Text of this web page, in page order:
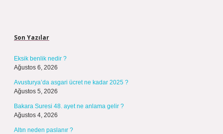
Son Yazılar
Eksik benlik nedir ?
Ağustos 6, 2026
Avusturya’da asgari ücret ne kadar 2025 ?
Ağustos 5, 2026
Bakara Suresi 48. ayet ne anlama gelir ?
Ağustos 4, 2026
Altın neden paslanır ?